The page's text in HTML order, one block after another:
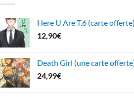
Here U Are T.6 (carte offerte)
12,90€
Death Girl (une carte
24,99€